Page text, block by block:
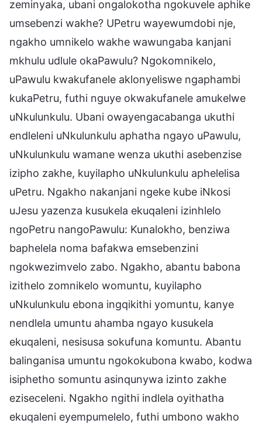
zeminyaka, ubani ongalokotha ngokuvele aphike
umsebenzi wakhe? UPetru wayewumdobi nje,
ngakho umnikelo wakhe wawungaba kanjani
mkhulu udlule okaPawulu? Ngokomnikelo,
uPawulu kwakufanele aklonyeliswe ngaphambi
kukaPetru, futhi nguye okwakufanele amukelwe
uNkulunkulu. Ubani owayengacabanga ukuthi
endleleni uNkulunkulu aphatha ngayo uPawulu,
uNkulunkulu wamane wenza ukuthi asebenzise
izipho zakhe, kuyilapho uNkulunkulu aphelelisa
uPetru. Ngakho nakanjani ngeke kube iNkosi
uJesu yazenza kusukela ekuqaleni izinhlelo
ngoPetru nangoPawulu: Kunalokho, benziwa
baphelela noma bafakwa emsebenzini
ngokwezimvelo zabo. Ngakho, abantu babona
izithelo zomnikelo womuntu, kuyilapho
uNkulunkulu ebona ingqikithi yomuntu, kanye
nendlela umuntu ahamba ngayo kusukela
ekuqaleni, nesisusa sokufuna komuntu. Abantu
balinganisa umuntu ngokokubona kwabo, kodwa
isiphetho somuntu asinqunywa izinto zakhe
eziseceleni. Ngakho ngithi indlela oyithatha
ekuqaleni eyempumelelo, futhi umbono wakho